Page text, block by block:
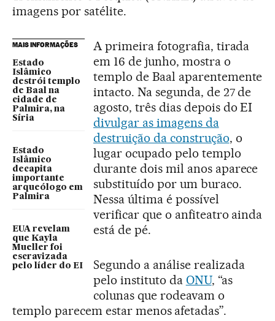
imagens por satélite.
MAIS INFORMAÇÕES
Estado
Islâmico
destrói templo
de Baal na
cidade de
Palmira, na
Síria
Estado
Islâmico
decapita
importante
arqueólogo em
Palmira
EUA revelam
que Kayla
Mueller foi
escravizada
pelo líder do EI
A primeira fotografia, tirada
em 16 de junho, mostra o
templo de Baal aparentemente
intacto. Na segunda, de 27 de
agosto, três dias depois do EI
divulgar as imagens da
destruição da construção, o
lugar ocupado pelo templo
durante dois mil anos aparece
substituído por um buraco.
Nessa última é possível
verificar que o anfiteatro ainda
está de pé.
Segundo a análise realizada
pelo instituto da ONU, “as
colunas que rodeavam o
templo parecem estar menos afetadas”.